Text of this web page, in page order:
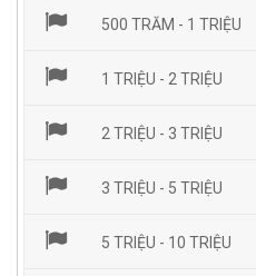
500 TRĂM - 1 TRIỆU
1 TRIỆU - 2 TRIỆU
2 TRIỆU - 3 TRIỆU
3 TRIỆU - 5 TRIỆU
5 TRIỆU - 10 TRIỆU